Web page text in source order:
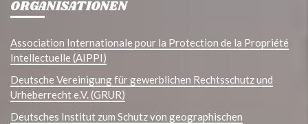
ORGANISATIONEN
Association Internationale pour la Protection de la Propriété
Intellectuelle (AIPPI)
Deutsche Vereinigung für gewerblichen Rechtsschutz und
Urheberrecht e.V. (GRUR)
Deutsches Institut zum Schutz von geographischen